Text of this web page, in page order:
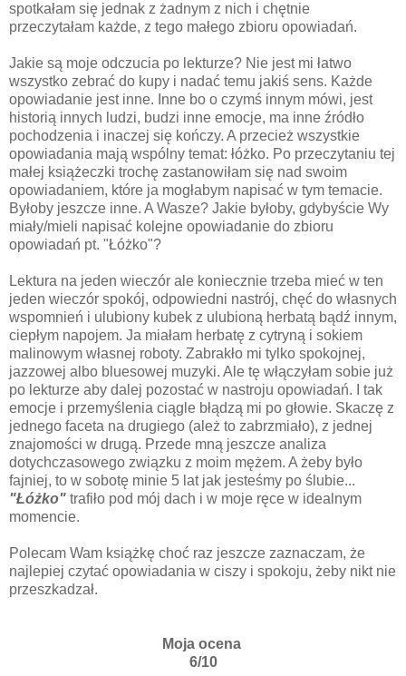
spotkałam się jednak z żadnym z nich i chętnie
przeczytałam każde, z tego małego zbioru opowiadań.
Jakie są moje odczucia po lekturze? Nie jest mi łatwo
wszystko zebrać do kupy i nadać temu jakiś sens. Każde
opowiadanie jest inne. Inne bo o czymś innym mówi, jest
historią innych ludzi, budzi inne emocje, ma inne źródło
pochodzenia i inaczej się kończy. A przecież wszystkie
opowiadania mają wspólny temat: łóżko. Po przeczytaniu tej
małej książeczki trochę zastanowiłam się nad swoim
opowiadaniem, które ja mogłabym napisać w tym temacie.
Byłoby jeszcze inne. A Wasze? Jakie byłoby, gdybyście Wy
miały/mieli napisać kolejne opowiadanie do zbioru
opowiadań pt. "Łóżko"?
Lektura na jeden wieczór ale koniecznie trzeba mieć w ten
jeden wieczór spokój, odpowiedni nastrój, chęć do własnych
wspomnień i ulubiony kubek z ulubioną herbatą bądź innym,
ciepłym napojem. Ja miałam herbatę z cytryną i sokiem
malinowym własnej roboty. Zabrakło mi tylko spokojnej,
jazzowej albo bluesowej muzyki. Ale tę włączyłam sobie już
po lekturze aby dalej pozostać w nastroju opowiadań. I tak
emocje i przemyślenia ciągle błądzą mi po głowie. Skaczę z
jednego faceta na drugiego (ależ to zabrzmiało), z jednej
znajomości w drugą. Przede mną jeszcze analiza
dotychczasowego związku z moim mężem. A żeby było
fajniej, to w sobotę minie 5 lat jak jesteśmy po ślubie...
"Łóżko" trafiło pod mój dach i w moje ręce w idealnym
momencie.
Polecam Wam książkę choć raz jeszcze zaznaczam, że
najlepiej czytać opowiadania w ciszy i spokoju, żeby nikt nie
przeszkadzał.
Moja ocena
6/10